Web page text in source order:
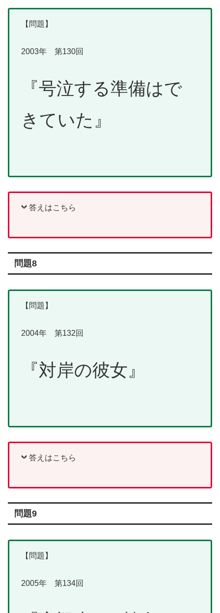
【問題】
2003年 第130回
『号泣する準備はで
きていた』
答えはこちら
問題8
【問題】
2004年 第132回
『対岸の彼女』
答えはこちら
問題9
【問題】
2005年 第134回